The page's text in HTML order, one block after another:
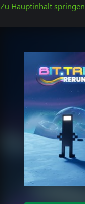
Zu Hauptinhalt springen